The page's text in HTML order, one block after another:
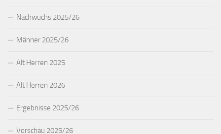
Nachwuchs 2025/26
Männer 2025/26
Alt Herren 2025
Alt Herren 2026
Ergebnisse 2025/26
Vorschau 2025/26